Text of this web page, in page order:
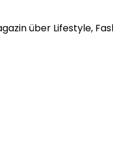
über Lifestyle,